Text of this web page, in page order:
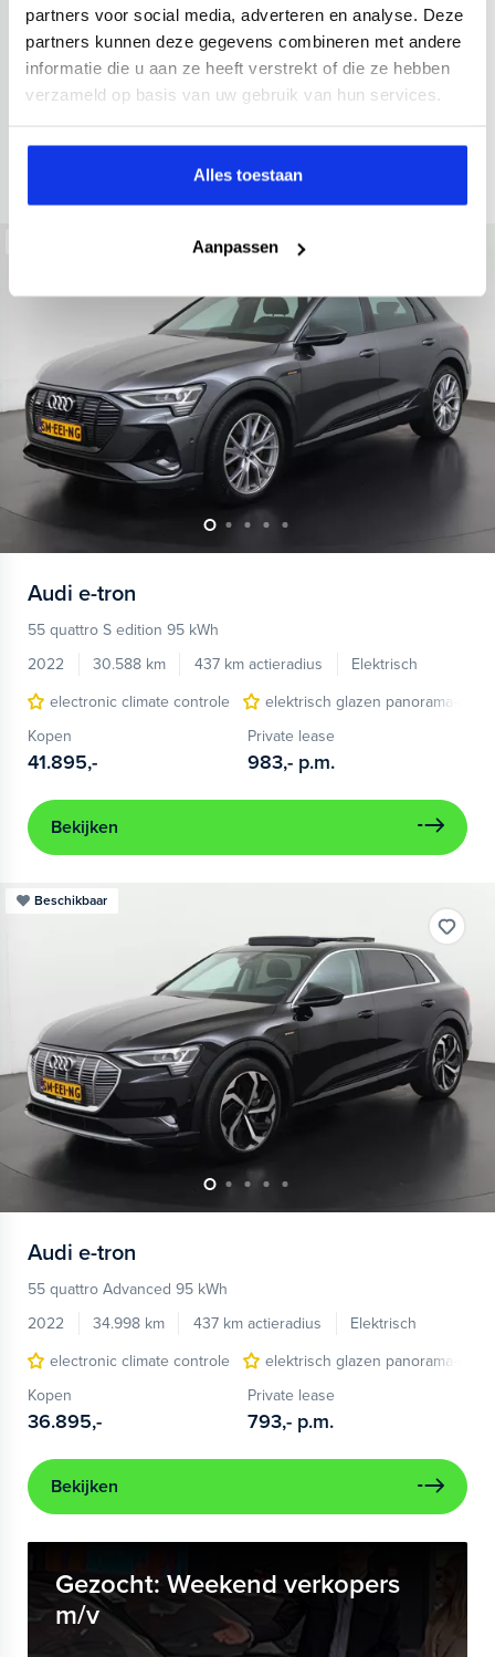
partners voor social media, adverteren en analyse. Deze
partners kunnen deze gegevens combineren met andere
informatie die u aan ze heeft verstrekt of die ze hebben
verzameld op basis van uw gebruik van hun services.
Alles toestaan
Aanpassen
Hybride benzine
Automaat
achteruitrijcamera
Apple Carplay/Android Auto
Kopen
Op aanvraag
Audi e-tron
55 quattro S edition 95 kWh
2022
30.588 km 437 km actieradius
Elektrisch
electronic climate controle
elektrisch glazen panorama-dak
Kopen
41.895,-
Private lease
983,- p.m.
Bekijken
Beschikbaar
Audi e-tron
55 quattro Advanced 95 kWh
2022
34.998 km 437 km actieradius
Elektrisch
electronic climate controle
elektrisch glazen panorama-dak
Kopen
36.895,-
Private lease
793,- p.m.
Bekijken
Gezocht: Weekend verkopers
m/v